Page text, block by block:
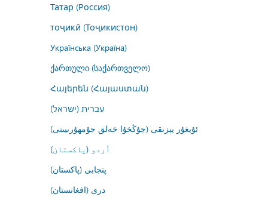
Татар (Россия)
тоҷикӣ (Тоҷикистон)
Українська (Україна)
ქართული (საქართველო)
Հայերեն (Հայաստան)
עברית (ישראל)
ئۇيغۇر يېزىقى (جۇڭخۇا خەلق جۇمھۇرىيىتى)
اُردو (پاکستان)
پنجابی (پاکستان)
درى (افغانستان)